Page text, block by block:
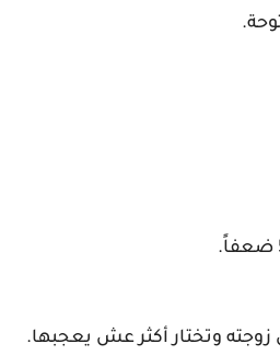
وتختار أكثر عش يعجبها.